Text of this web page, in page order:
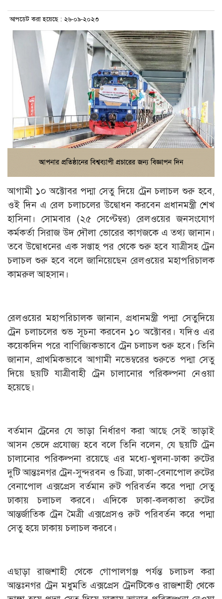
আপডেট করা হয়েছে : ২৬-০৯-২০২৩
আগামী ১০ অক্টোবর পদ্মা সেতু দিয়ে ট্রেন চলাচল শুরু হবে,
ওই দিন এ রেল চলাচলের উদ্বোধন করবেন প্রধানমন্ত্রী শেখ
হাসিনা। সোমবার (২৫ সেপ্টেম্বর) রেলওয়ের জনসংযোগ
কর্মকর্তা সিরাজ উদ দৌলা ভোরের কাগজকে এ তথ্য জানান।
তবে উদ্বোধনের এক সপ্তাহ পর থেকে শুরু হবে যাত্রীসহ ট্রেন
চলাচল শুরু হবে বলে জানিয়েছেন রেলওয়ের মহাপরিচালক
কামরুল আহসান।
রেলওয়ের মহাপরিচালক জানান, প্রধানমন্ত্রী পদ্মা সেতুদিয়ে
ট্রেন চলাচলের শুভ সূচনা করবেন ১০ অক্টোবর। যদিও এর
কয়েকদিন পরে বাণিজ্যিকভাবে ট্রেন চলাচল শুরু হবে। তিনি
জানান, প্রাথমিকভাবে আগামী নভেম্বরের শুরুতে পদ্মা সেতু
দিয়ে ছয়টি যাত্রীবাহী ট্রেন চালানোর পরিকল্পনা নেওয়া
হয়েছে।
বর্তমান ট্রেনের যে ভাড়া নির্ধারণ করা আছে সেই ভাড়াই
আসন ভেদে প্রযোজ্য হবে বলে তিনি বলেন, যে ছয়টি ট্রেন
চালানোর পরিকল্পনা রয়েছে এর মধ্যে-খুলনা-ঢাকা রুটের
দুটি আন্তঃনগর ট্রেন-সুন্দরবন ও চিত্রা, ঢাকা-বেনাপোল রুটের
বেনাপোল এক্সপ্রেস বর্তমান রুট পরিবর্তন করে পদ্মা সেতু
ঢাকায় চলাচল করবে। এদিকে ঢাকা-কলকাতা রুটের
আন্তর্জাতিক ট্রেন মৈত্রী এক্সপ্রেসও রুট পরিবর্তন করে পদ্মা
সেতু হয়ে ঢাকায় চলাচল করবে।
এছাড়া রাজশাহী থেকে গোপালগঞ্জ পর্যন্ত চলাচল করা
আন্তঃনগর ট্রেন মধুমতি এক্সপ্রেস ট্রেনটিকেও রাজশাহী থেকে